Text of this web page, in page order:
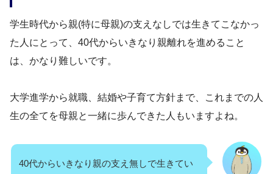
学生時代から親(特に母親)の支えなしでは生きてこなかっ
た人にとって、40代からいきなり親離れを進めること
は、かなり難しいです。
大学進学から就職、結婚や子育て方針まで、これまでの人
生の全てを母親と一緒に歩んできた人もいますよね。
40代からいきなり親の支え無しで生きてい